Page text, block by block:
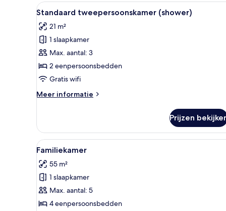
Alle
foto's
voor
Standaard
tweepersoonskamer
(shower)
laden
Een hotelkamer met een bed,
5
Standaard tweepersoonskamer (shower)
21 m²
1 slaapkamer
Max. aantal: 3
2 eenpersoonsbedden
Gratis wifi
Meer informatie
Meer
tweepersoonskamer
(shower)
Prijzen
Alle
foto's
voor
Familiekamer
laden
Babybedden, extra bedden,
6
Familiekamer
55 m²
1 slaapkamer
Max. aantal: 5
4 eenpersoonsbedden